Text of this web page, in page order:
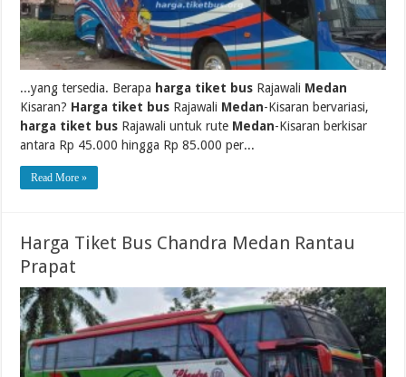
...yang tersedia. Berapa harga tiket bus Rajawali Medan
Kisaran? Harga tiket bus Rajawali Medan-Kisaran bervariasi,
harga tiket bus Rajawali untuk rute Medan-Kisaran berkisar
antara Rp 45.000 hingga Rp 85.000 per...
Read More »
Harga Tiket Bus Chandra Medan Rantau
Prapat